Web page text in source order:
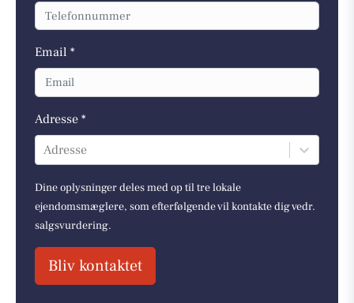
Email *
Adresse *
Adresse
Dine oplysninger deles med op til tre lokale
ejendomsmæglere, som efterfølgende vil kontakte dig vedr.
salgsvurdering.
Bliv kontaktet